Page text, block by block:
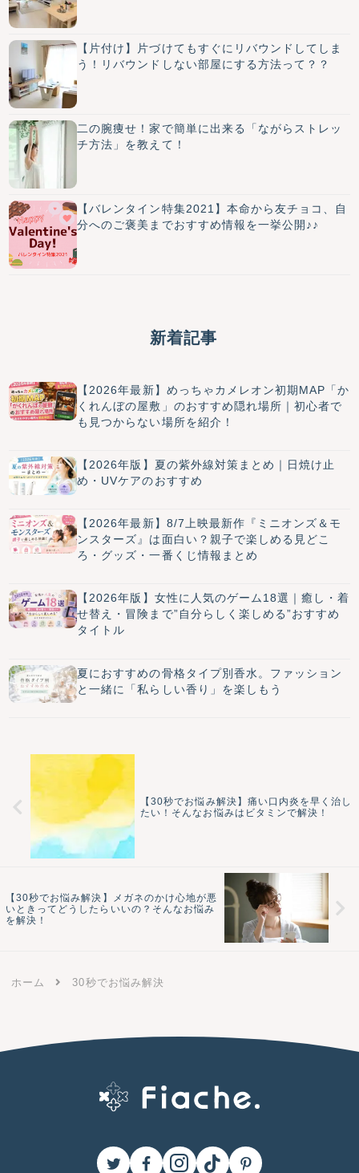
【片付け】片づけてもすぐにリバウンドしてしま
う！リバウンドしない部屋にする方法って？？
二の腕痩せ！家で簡単に出来る「ながらストレッ
チ方法」を教えて！
【バレンタイン特集2021】本命から友チョコ、自
分へのご褒美までおすすめ情報を一挙公開♪♪
新着記事
【2026年最新】めっちゃカメレオン初期MAP「か
くれんぼの屋敷」のおすすめ隠れ場所｜初心者で
も見つからない場所を紹介！
【2026年版】夏の紫外線対策まとめ｜日焼け止
め・UVケアのおすすめ
【2026年最新】8/7上映最新作『ミニオンズ＆モ
ンスターズ』は面白い？親子で楽しめる見どこ
ろ・グッズ・一番くじ情報まとめ
【2026年版】女性に人気のゲーム18選｜癒し・着
せ替え・冒険まで”自分らしく楽しめる”おすすめ
タイトル
夏におすすめの骨格タイプ別香水。ファッション
と一緒に「私らしい香り」を楽しもう
【30秒でお悩み解決】痛い口内炎を早く治し
たい！そんなお悩みはビタミンで解決！
【30秒でお悩み解決】メガネのかけ心地が悪
いときってどうしたらいいの？そんなお悩み
を解決！
ホーム 30秒でお悩み解決